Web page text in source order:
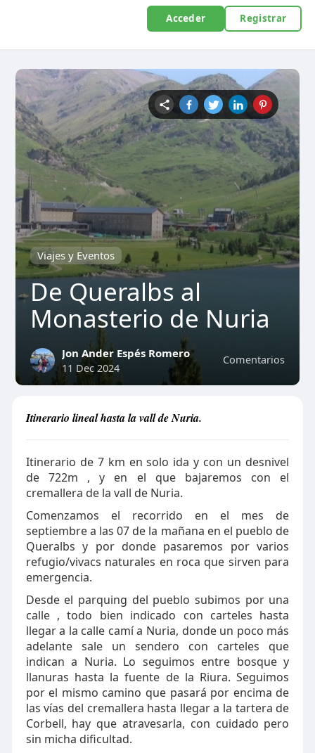
Acceder Registrar
Viajes y Eventos
De Queralbs al
Monasterio de Nuria
Comentarios
Jon Ander Espés Romero
11 Dec 2024
Itinerario lineal hasta la vall de Nuria.
Itinerario de 7 km en solo ida y con un desnivel
de 722m , y en el que bajaremos con el
cremallera de la vall de Nuria.
Comenzamos el recorrido en el mes de
septiembre a las 07 de la mañana en el pueblo de
Queralbs y por donde pasaremos por varios
refugio/vivacs naturales en roca que sirven para
emergencia.
Desde el parquing del pueblo subimos por una
calle , todo bien indicado con carteles hasta
llegar a la calle camí a Nuria, donde un poco más
adelante sale un sendero con carteles que
indican a Nuria. Lo seguimos entre bosque y
llanuras hasta la fuente de la Riura. Seguimos
por el mismo camino que pasará por encima de
las vías del cremallera hasta llegar a la tartera de
Corbell, hay que atravesarla, con cuidado pero
sin micha dificultad.